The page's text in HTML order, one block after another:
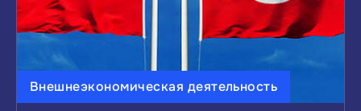
Внешнеэкономическая деятельность